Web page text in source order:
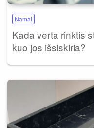
Namai
Kada verta rinktis
kuo jos išsiskiria?